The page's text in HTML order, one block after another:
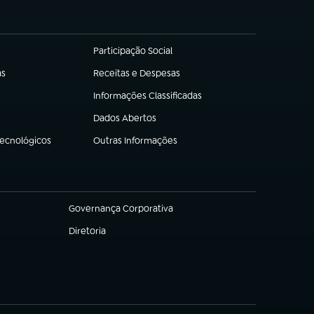
Participação Social
(abre em nova aba)
Receitas e Despesas
(abre em nova aba)
Informações Classificadas
(abre em nova aba)
Dados Abertos
(abre em nova aba)
Outras Informações
(abre em nova aba)
Governança Corporativa
(abre em nova aba)
Diretoria
(abre em nova aba)